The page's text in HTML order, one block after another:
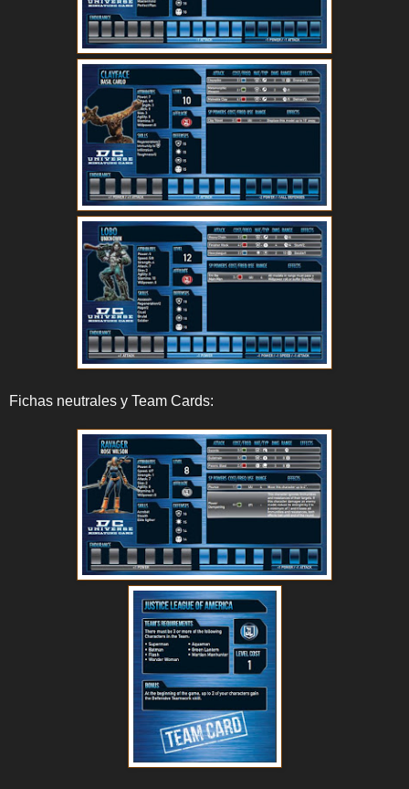
Fichas neutrales y Team Cards: